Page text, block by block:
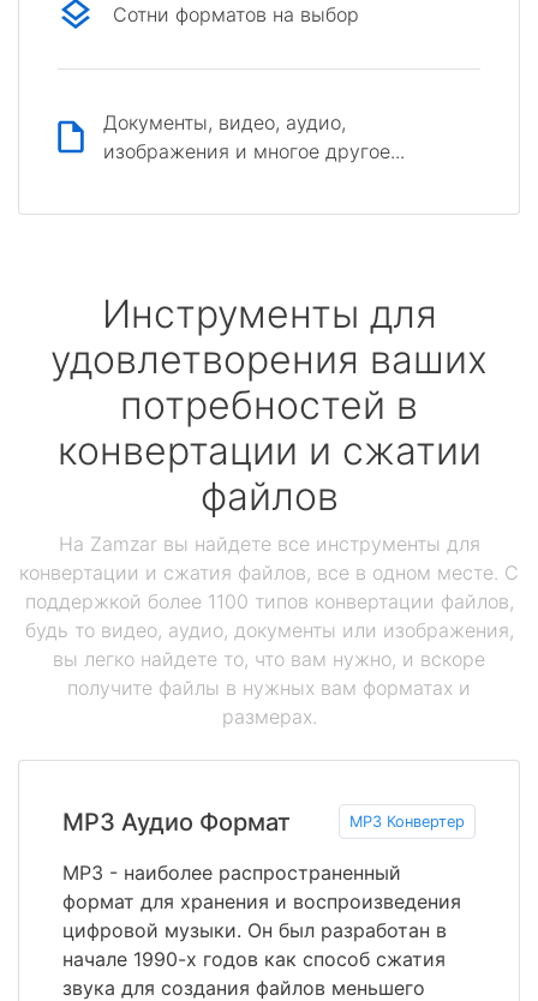
Сотни форматов на выбор
Документы, видео, аудио,
изображения и многое другое...
Инструменты для
удовлетворения ваших
потребностей в
конвертации и сжатии
файлов
На Zamzar вы найдете все инструменты для
конвертации и сжатия файлов, все в одном месте. С
поддержкой более 1100 типов конвертации файлов,
будь то видео, аудио, документы или изображения,
вы легко найдете то, что вам нужно, и вскоре
получите файлы в нужных вам форматах и
размерах.
MP3 Аудио Формат MP3 Конвертер
MP3 - наиболее распространенный
формат для хранения и воспроизведения
цифровой музыки. Он был разработан в
начале 1990-х годов как способ сжатия
звука для создания файлов меньшего